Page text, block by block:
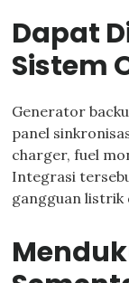
Dapat
Sistem
Generator
panel
charger, fuel
Integrasi
gangguan listrik